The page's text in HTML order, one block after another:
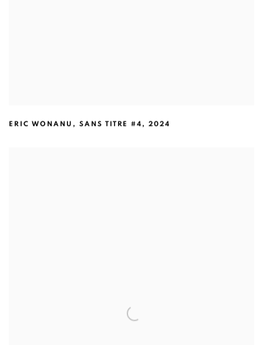
ERIC WONANU SANS TITRE #4 ,2024